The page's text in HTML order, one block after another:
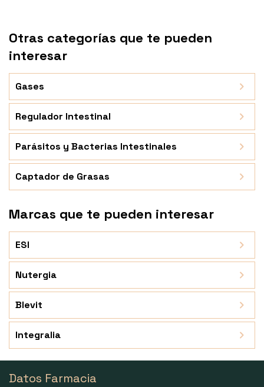
Otras categorías que te pueden
interesar
Gases
Regulador Intestinal
Parásitos y Bacterias Intestinales
Captador de Grasas
Marcas que te pueden interesar
ESI
Nutergia
Blevit
Integralia
Datos Farmacia